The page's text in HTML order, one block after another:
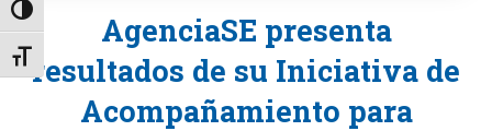
Alternar alto contraste
Alternar tamaño de letra
AgenciaSE presenta
resultados de su Iniciativa de
Acompañamiento para